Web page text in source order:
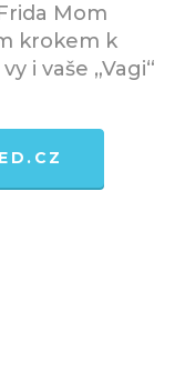
Mom
krokem k
i vaše „Vagi“